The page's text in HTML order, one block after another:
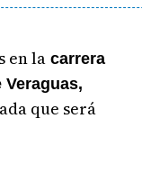
en lacarrera
Veraguas,
que será